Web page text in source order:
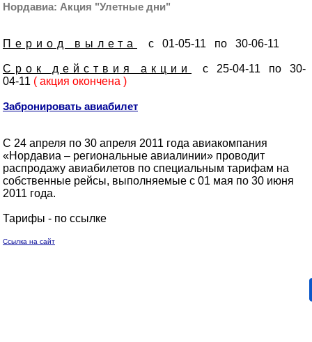
Нордавиа: Акция "Улетные дни"
Период вылета с 01-05-11 по 30-06-11
Срок действия акции
с 25-04-11 по 30-
04-11 ( акция окончена )
Забронировать авиабилет
С 24 апреля по 30 апреля 2011 года авиакомпания
«Нордавиа – региональные авиалинии» проводит
распродажу авиабилетов по специальным тарифам на
собственные рейсы, выполняемые с 01 мая по 30 июня
2011 года.
Тарифы - по ссылке
Ссылка на сайт